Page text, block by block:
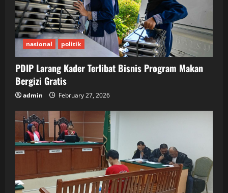
nasional politik
PDIP Larang Kader Terlibat Bisnis Program Makan
Bergizi Gratis
admin February 27, 2026